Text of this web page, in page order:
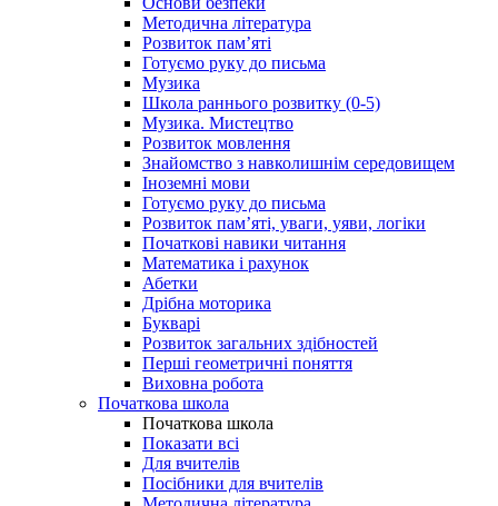
Методична література
Розвиток пам’яті
Готуємо руку до письма
Музика
Школа раннього розвитку (0-5)
Музика. Мистецтво
Розвиток мовлення
Знайомство з навколишнім середовищем
Іноземні мови
Готуємо руку до письма
Розвиток пам’яті, уваги, уяви, логіки
Початкові навики читання
Математика і рахунок
Абетки
Дрібна моторика
Букварі
Розвиток загальних здібностей
Перші геометричні поняття
Виховна робота
Початкова школа
Початкова школа
Показати всі
Для вчителів
Посібники для вчителів